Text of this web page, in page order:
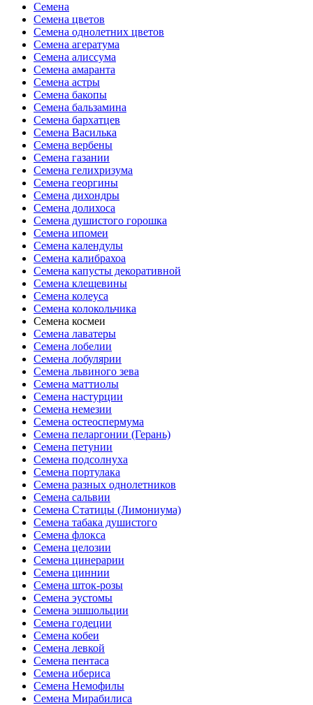
Семена
Семена цветов
Семена однолетних цветов
Семена агератума
Семена алиссума
Семена амаранта
Семена астры
Семена бакопы
Семена бальзамина
Семена бархатцев
Семена Василька
Семена вербены
Семена газании
Семена гелихризума
Семена георгины
Семена дихондры
Семена долихоса
Семена душистого горошка
Семена ипомеи
Семена календулы
Семена калибрахоа
Семена капусты декоративной
Семена клещевины
Семена колеуса
Семена колокольчика
Семена космеи
Семена лаватеры
Семена лобелии
Семена лобулярии
Семена львиного зева
Семена маттиолы
Семена настурции
Семена немезии
Семена остеоспермума
Семена пеларгонии (Герань)
Семена петунии
Семена подсолнуха
Семена портулака
Семена разных однолетников
Семена сальвии
Семена Статицы (Лимониума)
Семена табака душистого
Семена флокса
Семена целозии
Семена цинерарии
Семена циннии
Семена шток-розы
Семена эустомы
Семена эшшольции
Семена годеции
Семена кобеи
Семена левкой
Семена пентаса
Семена ибериса
Семена Немофилы
Семена Мирабилиса